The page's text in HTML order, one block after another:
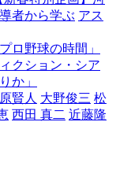
者から学ぶ アス
ロ野球の時間」
クション・シア
か」
賢人 大野俊三 松
西田 真二 近藤隆